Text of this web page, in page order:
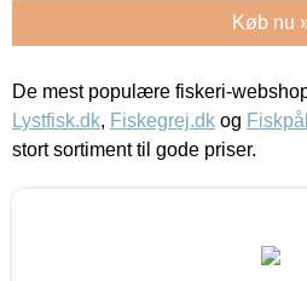
Køb nu
De mest populære fiskeri-
Lystfisk.dk, Fiskegrej.dk og
stort sortiment til gode priser.